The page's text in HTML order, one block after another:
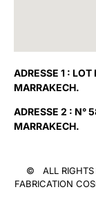
ADRESSE 1 :
MARRAKECH.
ADRESSE 2 : N°
MARRAKECH.
© ALL RIGHTS
FABRICATION